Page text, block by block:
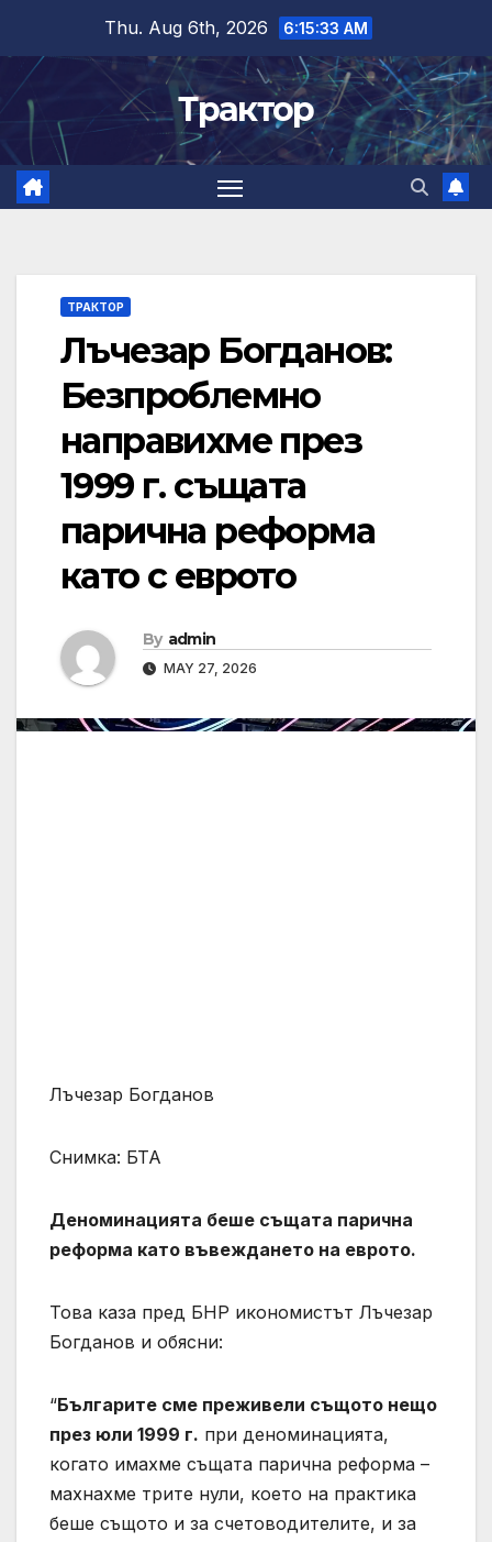
content
Thu. Aug 6th, 2026 6:15:34 AM
Трактор
ТРАКТОР
Лъчезар Богданов:
Безпроблемно
направихме през
1999 г. същата
парична реформа
като с еврото
By admin
MAY 27, 2026
Лъчезар Богданов
Снимка: БТА
Деноминацията беше същата парична
реформа като въвеждането на еврото.
Това каза пред БНР икономистът Лъчезар
Богданов и обясни:
“Българите сме преживели същото нещо
през юли 1999 г. при деноминацията,
когато имахме същата парична реформа –
махнахме трите нули, което на практика
беше същото и за счетоводителите, и за